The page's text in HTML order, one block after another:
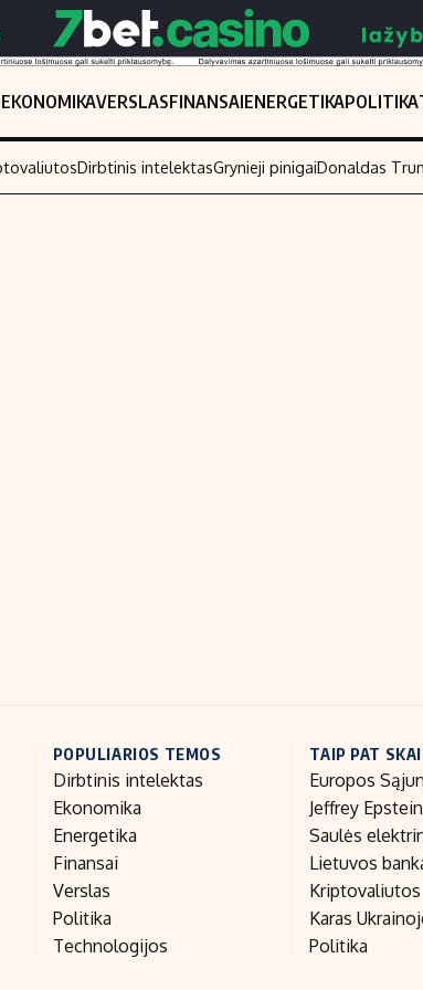
EKONOMIKAVERSLASFINANSAIENERGETIKAPOLITIKA
Dirbtinis intelektasGrynieji pinigaiDonaldas
POPULIARIOS TEMOS
Dirbtinis intelektas
Ekonomika
Energetika
Finansai
Verslas
Politika
Technologijos
TAIP PAT
Europos
Jeffrey
Saulės
Lietuvos
Kriptovaliutos
Karas
Politika